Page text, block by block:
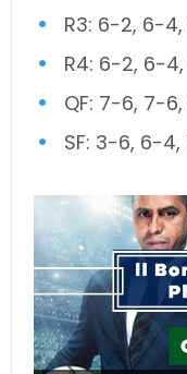
R3: 6-2, 6-
R4: 6-2, 6-
QF: 7-6, 7-
SF: 3-6, 6-